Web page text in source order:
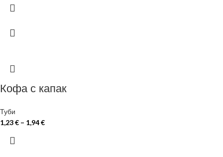
Кофа с капак
Туби
1,23€ – 1,94€